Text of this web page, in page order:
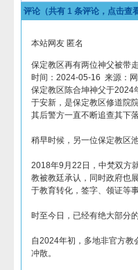
评论（共有 1 条评论，点击查
本站网友 匿名
保定教区再有两位神父被带走
时间：2024-05-16 来源：
保定教区陈合坤神父于2024
于安新，是保定教区修道院
其后警方一直不断追查其下落
稍早时候，另一位保定教区
2018年9月22日，中梵双方
教被教廷承认，同时政府也
于教育转化，签字、领证等事
时至今日，已经有绝大部分
自2024年初，多地非官方教
冲散。